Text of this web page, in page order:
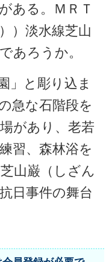
ある。ＭＲＴ
）淡水線芝山
あろうか。
」と彫り込ま
急な石階段を
があり、老若
習、森林浴を
山巌（しざん
日事件の舞台